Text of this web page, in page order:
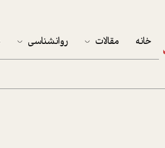
خانه مقالات روانشناسی